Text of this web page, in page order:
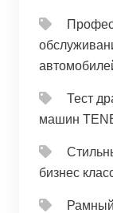
Тест
машин
бизнес